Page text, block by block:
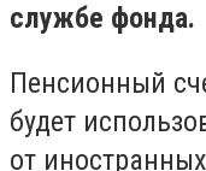
службе фонда.
Пенсионный
будет
от